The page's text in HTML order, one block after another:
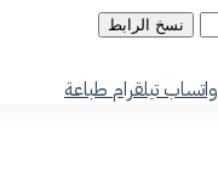
نسخ الرابط
واتسابتيلقرامطباعة